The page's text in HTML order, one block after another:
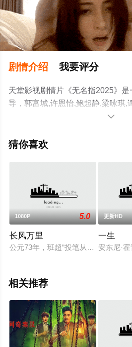
剧情介绍 我要评分
天堂影视剧情片《无名指2025》是
导，郭富城,许恩怡,鲍起静,梁咏琪,
的中国香港 / 中国大陆电影，大结
网，更多相关信息可移步至豆瓣电

猜你喜欢
1080P 5.0
长风万里
公元73年，班超“投笔从戎”,率三十
更新HD
一生
安东尼·
相关推荐